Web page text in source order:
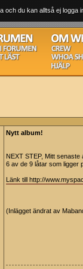
och du kan alltså ej
Nytt album!
NEXT STEP, Mitt
6 av de 9 låtar som ligger
Länk till http://
(Inlägget ändrat av